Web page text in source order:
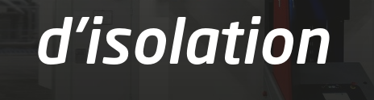
d'isolation